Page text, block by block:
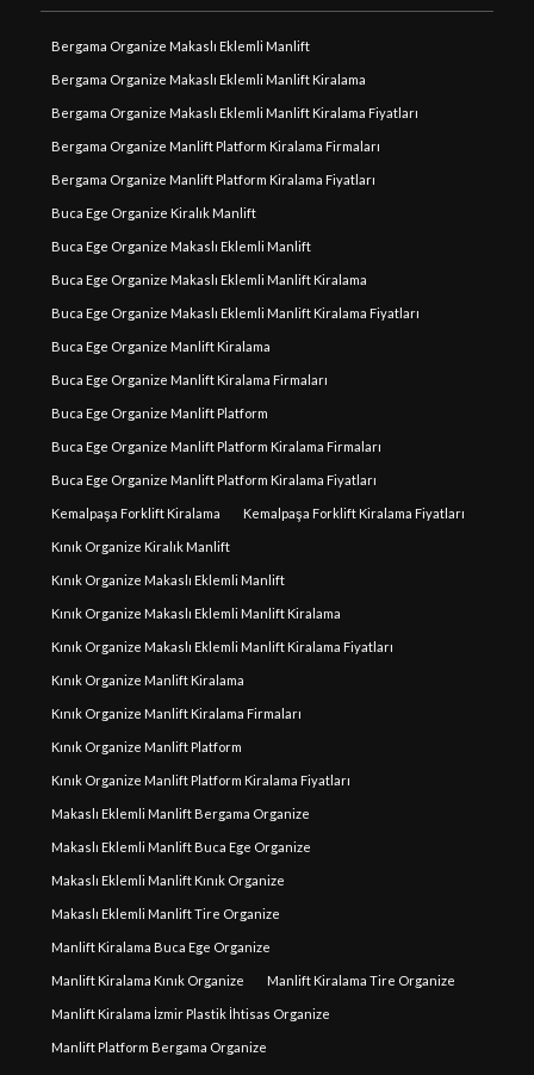
Bergama Organize Makaslı Eklemli Manlift
Bergama Organize Makaslı Eklemli Manlift Kiralama
Bergama Organize Makaslı Eklemli Manlift Kiralama Fiyatları
Bergama Organize Manlift Platform Kiralama Firmaları
Bergama Organize Manlift Platform Kiralama Fiyatları
Buca Ege Organize Kiralık Manlift
Buca Ege Organize Makaslı Eklemli Manlift
Buca Ege Organize Makaslı Eklemli Manlift Kiralama
Buca Ege Organize Makaslı Eklemli Manlift Kiralama Fiyatları
Buca Ege Organize Manlift Kiralama
Buca Ege Organize Manlift Kiralama Firmaları
Buca Ege Organize Manlift Platform
Buca Ege Organize Manlift Platform Kiralama Firmaları
Buca Ege Organize Manlift Platform Kiralama Fiyatları
Kemalpaşa Forklift Kiralama Kemalpaşa Forklift Kiralama Fiyatları
Kınık Organize Kiralık Manlift
Kınık Organize Makaslı Eklemli Manlift
Kınık Organize Makaslı Eklemli Manlift Kiralama
Kınık Organize Makaslı Eklemli Manlift Kiralama Fiyatları
Kınık Organize Manlift Kiralama
Kınık Organize Manlift Kiralama Firmaları
Kınık Organize Manlift Platform
Kınık Organize Manlift Platform Kiralama Fiyatları
Makaslı Eklemli Manlift Bergama Organize
Makaslı Eklemli Manlift Buca Ege Organize
Makaslı Eklemli Manlift Kınık Organize
Makaslı Eklemli Manlift Tire Organize
Manlift Kiralama Buca Ege Organize
Manlift Kiralama Kınık Organize Manlift Kiralama Tire Organize
Manlift Kiralama İzmir Plastik İhtisas Organize
Manlift Platform Bergama Organize